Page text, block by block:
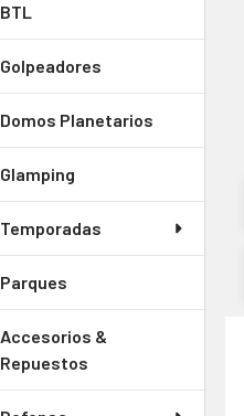
BTL
Golpeadores
Domos Planetarios
Glamping
Temporadas
Parques
Accesorios &
Repuestos